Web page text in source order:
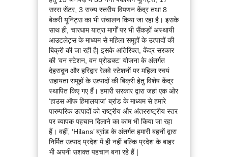
सरस सेंटर, 3 राज्य स्तरीय विपणन केंद्र तथा 8
बेकरी यूनिट्स का भी संचालन किया जा रहा है। इसके
साथ ही, चारधाम यात्रा मार्गों पर भी सैंकड़ों अस्थायी
आउटलेट्स के माध्यम से महिला समूहों के उत्पादों की
बिक्री की जा रही है| इसके अतिरिक्त, केंद्र सरकार
की ‘वन स्टेशन, वन प्रोडक्ट’ योजना के अंतर्गत
देहरादून और हरिद्वार रेलवे स्टेशनों पर महिला स्वयं
सहायता समूहों के उत्पादों की बिक्री हेतु विशेष केंद्र
स्थापित किए गए हैं। हमारी सरकार द्वारा जहां एक ओर
‘हाउस ऑफ हिमालयाज’ ब्रांड के माध्यम से हमारे
पारम्परिक उत्पादों को राष्ट्रीय और अंतरराष्ट्रीय स्तर
पर व्यापक पहचान दिलाने का काम भी किया जा रहा
हैं। वहीं, ‘Hilans’ ब्रांड के अंतर्गत हमारी बहनों द्वारा
निर्मित उत्पाद प्रदेश में ही नहीं बल्कि प्रदेश के बाहर
भी अपनी सशक्त पहचान बना रहे हैं |